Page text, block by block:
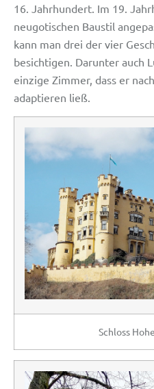
16. Jahrhundert. Im 19.
neugotischen Baustil
kann man drei der vier
besichtigen. Darunter auch
einzige Zimmer, dass er
adaptieren ließ.
Schloss